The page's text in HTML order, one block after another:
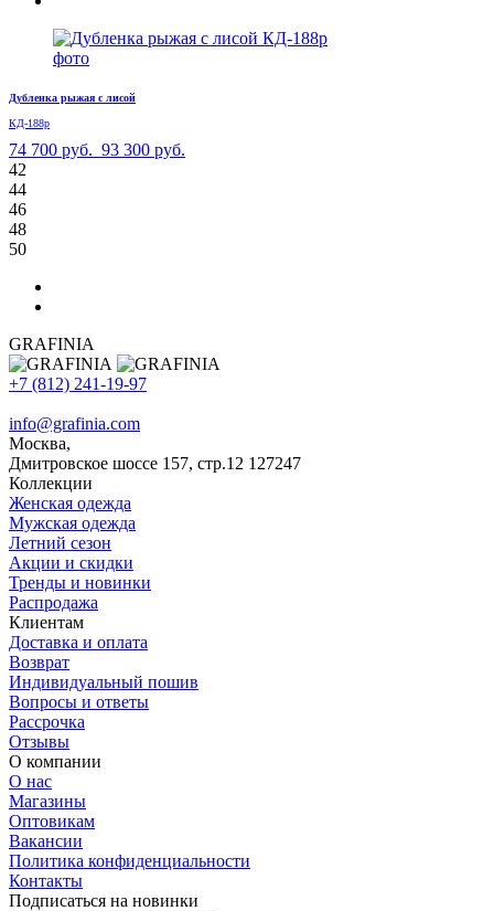
Дубленка рыжая с лисой
КД-188р
74 700 руб. 93 300 руб.
42
44
46
48
50
GRAFINIA
+7 (812) 241-19-97
info@grafinia.com
Москва,
Дмитровское шоссе 157, стр.12 127247
Коллекции
Женская одежда
Мужская одежда
Летний сезон
Акции и скидки
Тренды и новинки
Распродажа
Клиентам
Доставка и оплата
Возврат
Индивидуальный пошив
Вопросы и ответы
Рассрочка
Отзывы
О компании
О нас
Магазины
Оптовикам
Вакансии
Политика конфиденциальности
Контакты
Подписаться на новинки